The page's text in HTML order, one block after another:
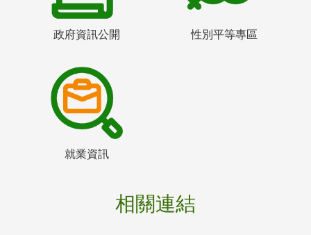
政府資訊公開 性別平等專區
就業資訊
相關連結